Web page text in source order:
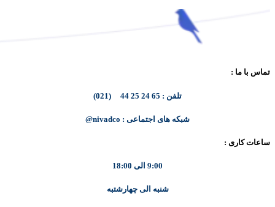
تماس با ما :
تلفن : 65 24 25 44 (021)
شبکه های اجتماعی : nivadco@
ساعات کاری :
9:00 الی 18:00
شنبه الی چهارشتبه